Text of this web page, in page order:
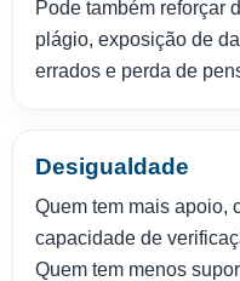
Pode também reforçar
plágio, exposição de
errados e perda de
Desigualdade
Quem tem mais apoio,
capacidade de
Quem tem menos